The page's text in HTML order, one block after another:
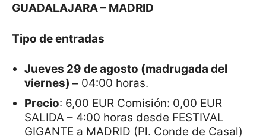
GUADALAJARA – MADRID
Tipo de entradas
Jueves 29 de agosto (madrugada del
viernes) – 04:00 horas.
Precio: 6,00 EUR Comisión: 0,00 EUR
SALIDA – 4:00 horas desde FESTIVAL
GIGANTE a MADRID (Pl. Conde de Casal)